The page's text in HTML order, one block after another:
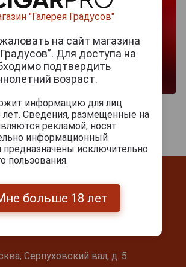
Серпуховский вал, д. 5
"Галерея Градусов"
на сайт магазина
Для доступа на
подтвердить
возраст.
информацию для лиц
Сведения, размещенные на
рекламой, носят
информационный
предназначены исключительно
пользования.
больше 18 лет